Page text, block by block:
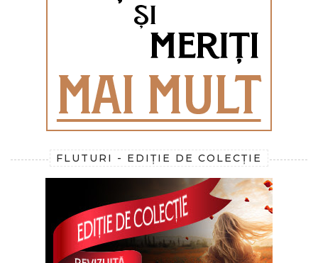
FLUTURI - EDIȚIE DE COLECȚIE